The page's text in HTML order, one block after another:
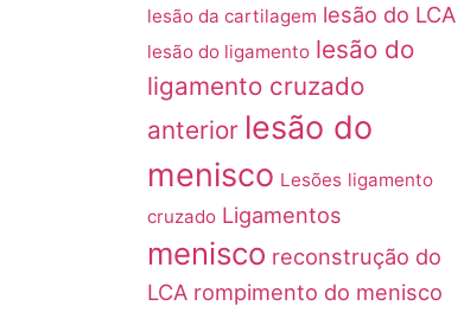
lesão da cartilagem lesão do LCA
lesão do ligamento lesão do
ligamento cruzado
anterior lesão do
menisco Lesões ligamento
cruzado Ligamentos
menisco reconstrução do
LCA rompimento do menisco